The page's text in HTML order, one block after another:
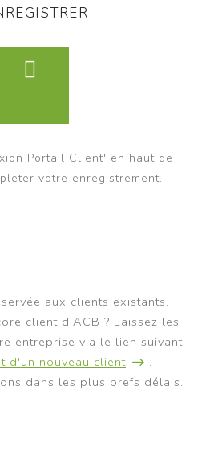
Portail Client' en haut de
votre enregistrement.
aux clients existants.
client d'ACB ? Laissez les
entreprise via le lien suivant
d'un nouveau client
.
dans les plus brefs délais.